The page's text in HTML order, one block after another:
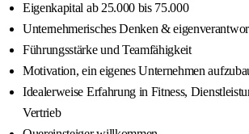
Eigenkapital ab 25.000 bis 75.000
Unternehmerisches Denken &
Führungsstärke und Teamfähigkeit
Motivation, ein eigenes Unternehmen
Idealerweise Erfahrung in Fitness,
Vertrieb